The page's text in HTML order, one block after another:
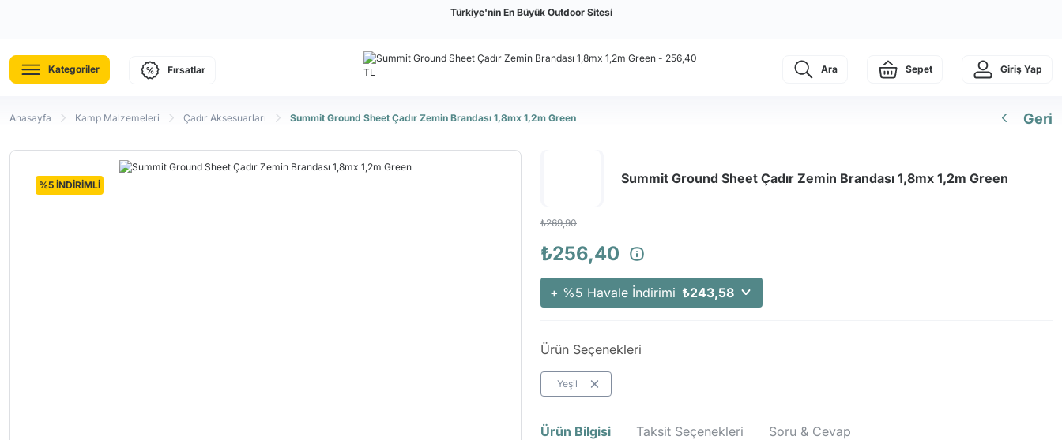
Türkiye'nin En Büyük Outdoor Sitesi
Kategoriler Fırsatlar Ara Sepet Giriş Yap
Anasayfa Kamp Malzemeleri Çadır Aksesuarları Summit Ground Sheet Çadır Zemin Brandası 1,8mx 1,2m Green Geri
%5 İNDİRİMLİ Summit Ground Sheet Çadır Zemin Brandası 1,8mx 1,2m Green
₺269,90
₺256,40
+ %5 Havale İndirimi ₺243,58
Ürün Seçenekleri
Yeşil
Ürün Bilgisi Taksit Seçenekleri Soru & Cevap